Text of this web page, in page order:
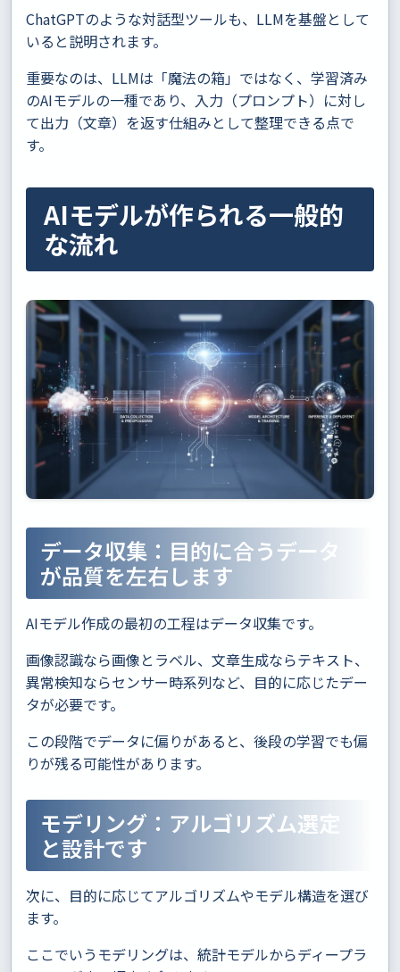
ChatGPTのような対話型ツールも、LLMを基盤として
いると説明されます。
重要なのは、LLMは「魔法の箱」ではなく、学習済み
のAIモデルの一種であり、入力（プロンプト）に対し
て出力（文章）を返す仕組みとして整理できる点で
す。
AIモデルが作られる一般的
な流れ
データ収集：目的に合うデータ
が品質を左右します
AIモデル作成の最初の工程はデータ収集です。
画像認識なら画像とラベル、文章生成ならテキスト、
異常検知ならセンサー時系列など、目的に応じたデー
タが必要です。
この段階でデータに偏りがあると、後段の学習でも偏
りが残る可能性があります。
モデリング：アルゴリズム選定
と設計です
次に、目的に応じてアルゴリズムやモデル構造を選び
ます。
ここでいうモデリングは、統計モデルからディープラ